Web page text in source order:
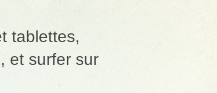
tablettes,
et surfer sur